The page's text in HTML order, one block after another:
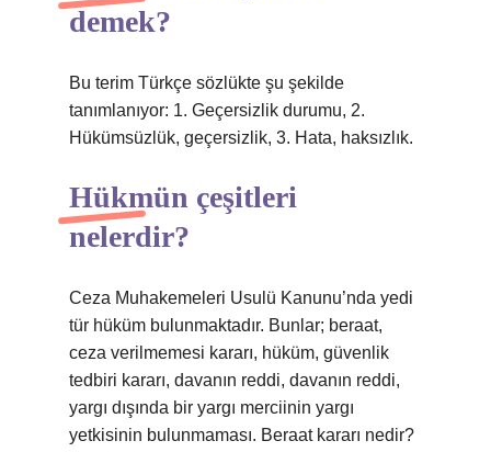
demek?
Bu terim Türkçe sözlükte şu şekilde
tanımlanıyor: 1. Geçersizlik durumu, 2.
Hükümsüzlük, geçersizlik, 3. Hata, haksızlık.
Hükmün çeşitleri
nelerdir?
Ceza Muhakemeleri Usulü Kanunu’nda yedi
tür hüküm bulunmaktadır. Bunlar; beraat,
ceza verilmemesi kararı, hüküm, güvenlik
tedbiri kararı, davanın reddi, davanın reddi,
yargı dışında bir yargı merciinin yargı
yetkisinin bulunmaması. Beraat kararı nedir?